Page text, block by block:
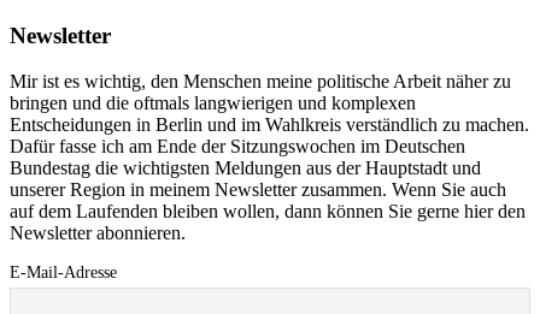
Newsletter
Mir ist es wichtig, den Menschen meine politische Arbeit näher zu
bringen und die oftmals langwierigen und komplexen
Entscheidungen in Berlin und im Wahlkreis verständlich zu machen.
Dafür fasse ich am Ende der Sitzungswochen im Deutschen
Bundestag die wichtigsten Meldungen aus der Hauptstadt und
unserer Region in meinem Newsletter zusammen. Wenn Sie auch
auf dem Laufenden bleiben wollen, dann können Sie gerne hier den
Newsletter abonnieren.
E-Mail-Adresse